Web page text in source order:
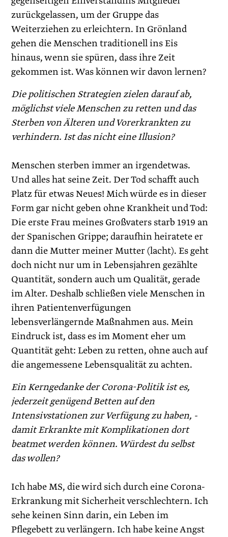
zurückgelassen, um der Gruppe das
Weiterziehen zu erleichtern. In Grönland
gehen die Menschen traditionell ins Eis
hinaus, wenn sie spüren, dass ihre Zeit
gekommen ist. Was können wir davon lernen?
Die politischen Strategien zielen darauf ab,
möglichst viele Menschen zu retten und das
Sterben von Älteren und Vor­erkrankten zu
verhindern. Ist das nicht eine Illusion?
Menschen sterben immer an irgendetwas.
Und alles hat seine Zeit. Der Tod schafft auch
Platz für etwas Neues! Mich würde es in dieser
Form gar nicht geben ohne Krankheit und Tod:
Die erste Frau meines Großvaters starb 1919 an
der Spanischen Grippe; daraufhin heiratete er
dann die Mutter meiner Mutter (lacht). Es geht
doch nicht nur um in Lebensjahren gezählte
Quantität, sondern auch um Qualität, gerade
im Alter. Deshalb schließen viele Menschen in
ihren Patientenverfügungen
lebensverlängernde Maßnahmen aus. Mein
Eindruck ist, dass es im Moment eher um
Quantität geht: Leben zu retten, ohne auch auf
die angemessene Lebensqualität zu achten.
Ein Kerngedanke der Corona-Politik ist es,
jederzeit genügend Betten auf den
Intensivstationen zur Verfügung zu haben, ­
damit Erkrankte mit Komplikationen dort
beatmet werden können. Würdest du selbst
das wollen?
Ich habe MS, die wird sich durch eine Corona-
Erkrankung mit Sicherheit verschlechtern. Ich
sehe keinen Sinn darin, ein Leben im
Pflegebett zu verlängern. Ich habe keine Angst